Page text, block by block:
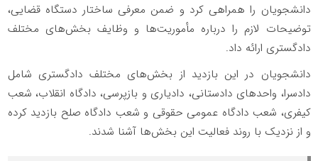
دانشجویان را همراهی کرد و ضمن معرفی ساختار دستگاه قضایی،
توضیحات لازم را درباره مأموریت‌ها و وظایف بخش‌های مختلف
دادگستری ارائه داد.
دانشجویان در این بازدید از بخش‌های مختلف دادگستری شامل
دادسرا، واحدهای دادستانی، دادیاری و بازپرسی، دادگاه انقلاب، شعب
کیفری، شعب دادگاه عمومی حقوقی و شعب دادگاه صلح بازدید کرده
و از نزدیک با روند فعالیت این بخش‌ها آشنا شدند.